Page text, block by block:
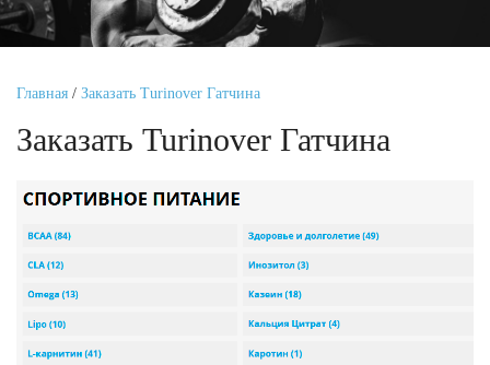
Главная / Заказать Turinover Гатчина
Заказать Turinover Гатчина